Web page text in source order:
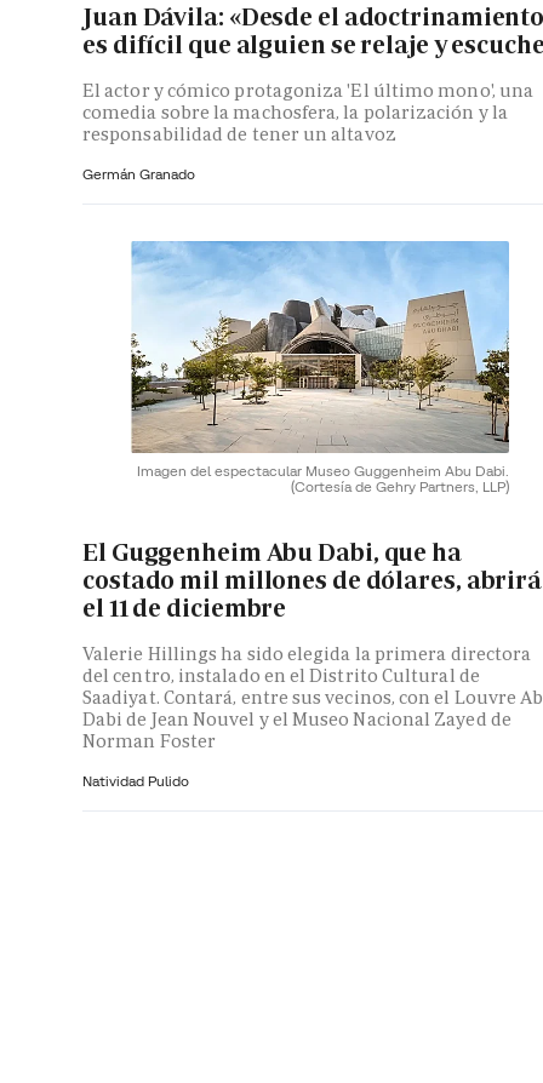
Juan Dávila: «Desde el
es difícil que alguien se relaje y
El actor y cómico protagoniza 'El último mono', una
comedia sobre la machosfera, la polarización y la
responsabilidad de tener un altavoz
Germán Granado
Imagen del espectacular Museo Guggenheim Abu Dabi.
(Cortesía de Gehry Partners, LLP)
El Guggenheim Abu Dabi, que ha
costado mil millones de dólares, abrirá
el 11 de diciembre
Valerie Hillings ha sido elegida la primera directora
del centro, instalado en el Distrito Cultural de
Saadiyat. Contará, entre sus vecinos, con el Louvre
Dabi de Jean Nouvel y el Museo Nacional Zayed de
Norman Foster
Natividad Pulido